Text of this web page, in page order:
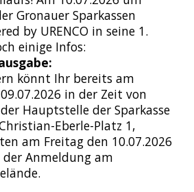
Gronauer Sparkassen
by URENCO in seine 1.
einige Infos:
könnt Ihr bereits am
in der Zeit von
Hauptstelle der Sparkasse
Eberle-Platz 1,
am Freitag den 10.07.2026
Anmeldung am